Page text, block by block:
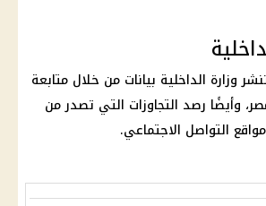
وزارة الداخلية بيانات من خلال متابعة
وأيضًا رصد التجاوزات التي تصدر من
مواقع التواصل الاجتماعي.